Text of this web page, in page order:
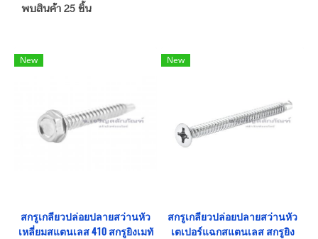
พบสินค้า 25 ชิ้น
New
สกรูเกลียวปล่อยปลายสว่านหัว
เหลี่ยมสแตนเลส 410 สกรูยิงเมทั
New
สกรูเกลียวปล่อยปลายสว่านหัว
เตเปอร์แฉกสแตนเลส สกรูยิง